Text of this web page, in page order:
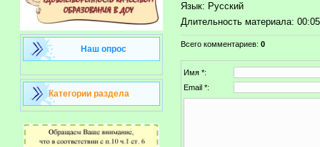
Наш опрос
Категории раздела
Язык: Русский
Длительность материала:
Всего комментариев: 0
Имя *:
Email *: